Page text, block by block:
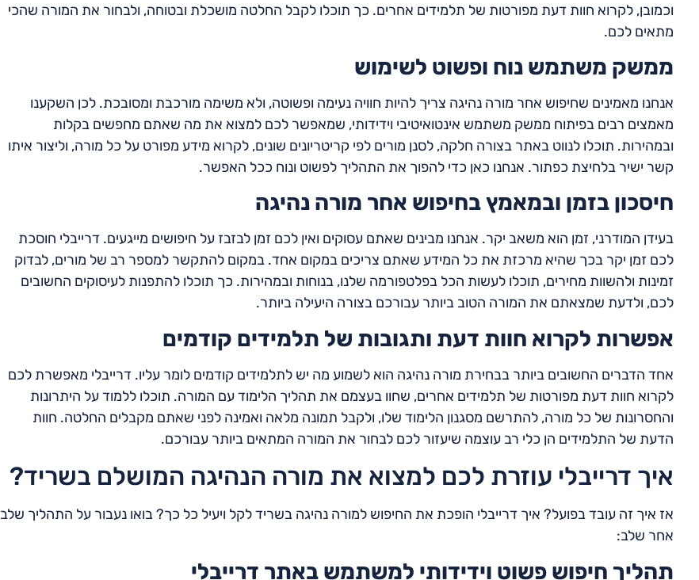
וכמובן, לקרוא חוות דעת מפורטות של תלמידים אחרים. כך תוכלו לקבל החלטה מושכלת ובטוחה, ולבחור את המורה שהכי
מתאים לכם.
ממשק משתמש נוח ופשוט לשימוש
אנחנו מאמינים שחיפוש אחר מורה נהיגה צריך להיות חוויה נעימה ופשוטה, ולא משימה מורכבת ומסובכת. לכן השקענו
מאמצים רבים בפיתוח ממשק משתמש אינטואיטיבי וידידותי, שמאפשר לכם למצוא את מה שאתם מחפשים בקלות
ובמהירות. תוכלו לנווט באתר בצורה חלקה, לסנן מורים לפי קריטריונים שונים, לקרוא מידע מפורט על כל מורה, וליצור איתו
קשר ישיר בלחיצת כפתור. אנחנו כאן כדי להפוך את התהליך לפשוט ונוח ככל האפשר.
חיסכון בזמן ובמאמץ בחיפוש אחר מורה נהיגה
בעידן המודרני, זמן הוא משאב יקר. אנחנו מבינים שאתם עסוקים ואין לכם זמן לבזבז על חיפושים מייגעים. דרייבלי חוסכת
לכם זמן יקר בכך שהיא מרכזת את כל המידע שאתם צריכים במקום אחד. במקום להתקשר למספר רב של מורים, לבדוק
זמינות ולהשוות מחירים, תוכלו לעשות הכל בפלטפורמה שלנו, בנוחות ובמהירות. כך תוכלו להתפנות לעיסוקים החשובים
לכם, ולדעת שמצאתם את המורה הטוב ביותר עבורכם בצורה היעילה ביותר.
אפשרות לקרוא חוות דעת ותגובות של תלמידים קודמים
אחד הדברים החשובים ביותר בבחירת מורה נהיגה הוא לשמוע מה יש לתלמידים קודמים לומר עליו. דרייבלי מאפשרת לכם
לקרוא חוות דעת מפורטות של תלמידים אחרים, שחוו בעצמם את תהליך הלימוד עם המורה. תוכלו ללמוד על היתרונות
והחסרונות של כל מורה, להתרשם מסגנון הלימוד שלו, ולקבל תמונה מלאה ואמינה לפני שאתם מקבלים החלטה. חוות
הדעת של התלמידים הן כלי רב עוצמה שיעזור לכם לבחור את המורה המתאים ביותר עבורכם.
איך דרייבלי עוזרת לכם למצוא את מורה הנהיגה המושלם בשריד?
אז איך זה עובד בפועל? איך דרייבלי הופכת את החיפוש למורה נהיגה בשריד לקל ויעיל כל כך? בואו נעבור על התהליך שלב
אחר שלב:
תהליך חיפוש פשוט וידידותי למשתמש באתר דרייבלי